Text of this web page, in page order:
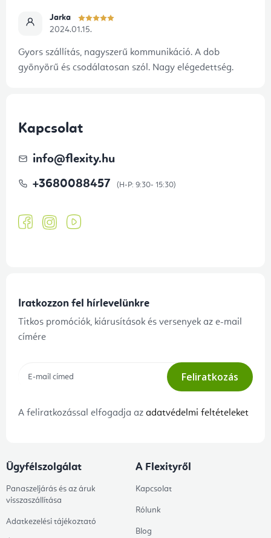
Jarka
2024.01.15.
Gyors szállítás, nagyszerű kommunikáció. A dob
gyönyörű és csodálatosan szól. Nagy elégedettség.
Kapcsolat
info@flexity.hu
+3680088457
Iratkozzon fel hírlevelünkre
Titkos promóciók, kiárusítások és versenyek az e-mail
címére
Feliratkozás
A feliratkozással elfogadja az adatvédelmi feltételeket
Ügyfélszolgálat
Panaszeljárás és az áruk
visszaszállítása
Adatkezelési tájékoztató
A Flexityről
Kapcsolat
Rólunk
Blog